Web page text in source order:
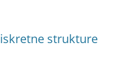
strukture